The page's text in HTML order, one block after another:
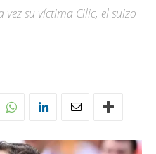
vez su víctima Cilic, el suizo